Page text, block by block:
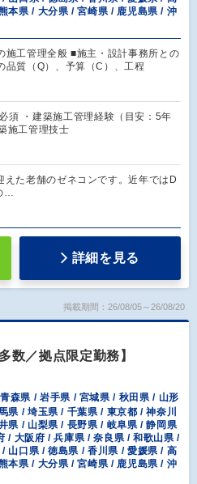
本県 / 大分県 / 宮崎県 / 鹿児島県 / 沖
施工管理全般 ■施主・設計事務所との
品質（Q）、予算（C）、工程
須 ・建築施工管理経験（目安：5年
施工管理技士
えた老舗のゼネコンです。近年ではD
…
詳細を見る
掲載期間：26/08/05～26/08/20
数／拠点限定勤務】
森県 / 岩手県 / 宮城県 / 秋田県 / 山形
県 / 埼玉県 / 千葉県 / 東京都 / 神奈川
県 / 山梨県 / 長野県 / 岐阜県 / 静岡県
/ 大阪府 / 兵庫県 / 奈良県 / 和歌山県 /
山口県 / 徳島県 / 香川県 / 愛媛県 / 高
本県 / 大分県 / 宮崎県 / 鹿児島県 / 沖